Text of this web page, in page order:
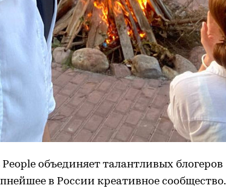
объединяет талантливых блогеров
в России креативное сообщество.